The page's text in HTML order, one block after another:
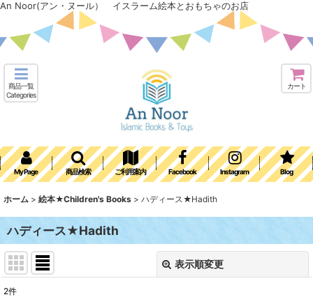
An Noor(アン・ヌール） イスラーム絵本とおもちゃのお店
商品一覧
Categories
カート
My Page 商品検索 ご利用案内 Facebook Instagram Blog
ホーム > 絵本★Children's Books > ハディース★Hadith
ハディース★Hadith
表示順変更
2件